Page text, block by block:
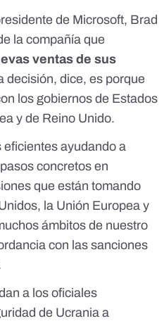
de Microsoft, Brad
la compañía que
ventas de sus
decisión, dice, es porque
los gobiernos de Estados
y de Reino Unido.
ayudando a
concretos en
que están tomando
la Unión Europea y
ámbitos de nuestro
con las sanciones
a los oficiales
de Ucrania a